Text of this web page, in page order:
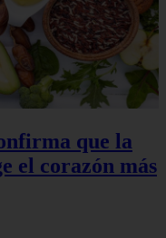
que la
el corazón más